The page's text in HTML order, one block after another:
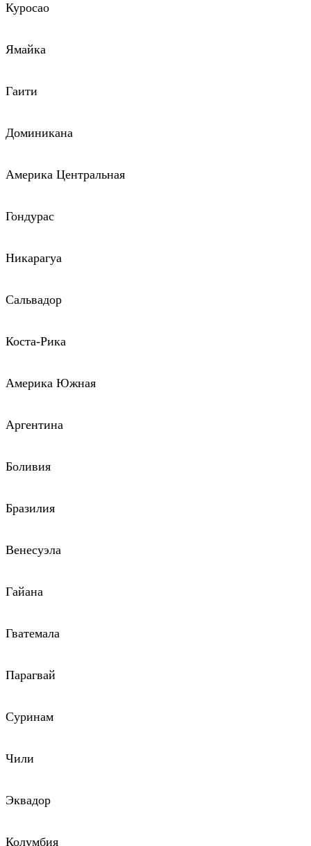
Куросао
Ямайка
Гаити
Доминикана
Америка Центральная
Гондурас
Никарагуа
Сальвадор
Коста-Рика
Америка Южная
Аргентина
Боливия
Бразилия
Венесуэла
Гайана
Гватемала
Парагвай
Суринам
Чили
Эквадор
Колумбия